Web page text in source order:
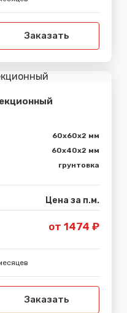
Заказать
60х60х2 мм
60х40х2 мм
грунтовка
Цена за п.м.
от 1474 ₽
Заказать